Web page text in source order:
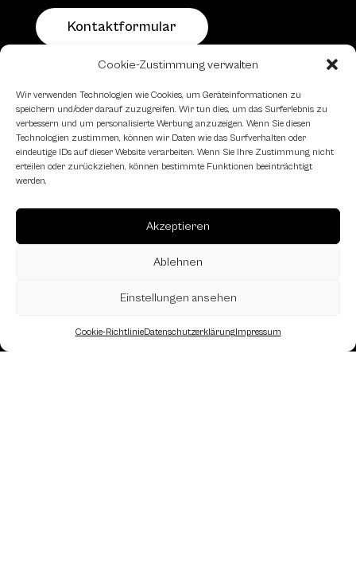
Cookie-Zustimmung verwalten
Wir verwenden Technologien wie Cookies, um Geräteinformationen zu
speichern und/oder darauf zuzugreifen. Wir tun dies, um das Surferlebnis zu
verbessern und um personalisierte Werbung anzuzeigen. Wenn Sie diesen
Technologien zustimmen, können wir Daten wie das Surfverhalten oder
eindeutige IDs auf dieser Website verarbeiten. Wenn Sie Ihre Zustimmung nicht
erteilen oder zurückziehen, können bestimmte Funktionen beeinträchtigt
werden.
Akzeptieren
Ablehnen
Einstellungen ansehen
Cookie-RichtlinieDatenschutzerklärungImpressum
Kontaktformular